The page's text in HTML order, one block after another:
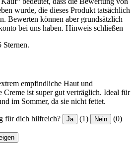
wurde, die dieses Produkt tatsächlich
Bewerten können aber grundsätzlich
bei uns haben. Hinweis schließen
Sternen.
empfindliche Haut und
Creme ist super gut verträglich. Ideal für
im Sommer, da sie nicht fettet.
für dich hilfreich? Ja (1) Nein (0)